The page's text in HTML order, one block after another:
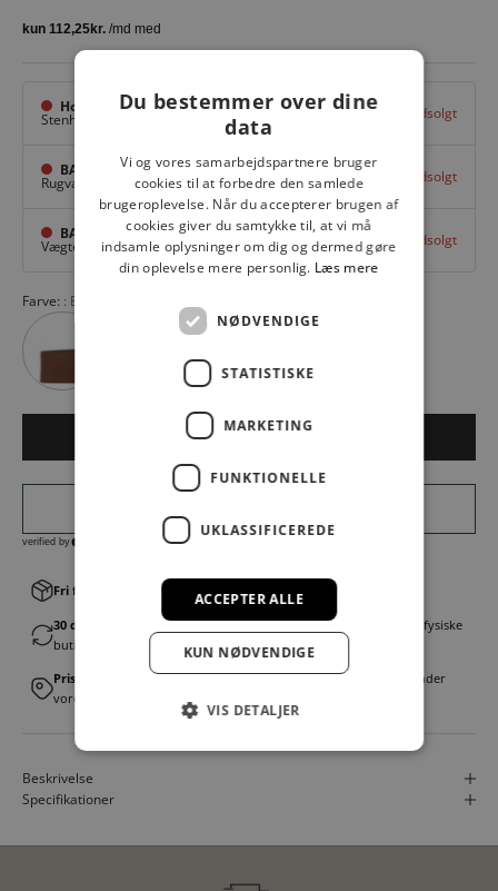
Hovedlager
Stenhuggervej 10, Udsolgt
BAGGI Tarup Center
Rugvang 36, Odense NV Udsolgt
BAGGI Nyborg
Vægtergade 1, Nyborg Udsolgt
Farve: BLACK
Fri fragt v. køb over 499,00 kr.│Levering 1-3 hverdage
30 dages fortrydelsesret│Byt eller returner gratis i en af vores fysiske
butikker
Prismatch
│Vi tilbyder landsdækkende prisgaranti. Læs mere under
vores FAQ
Beskrivelse
Specifikationer
Du bestemmer over dine
data
Vi og vores samarbejdspartnere bruger
cookies til at forbedre den samlede
brugeroplevelse. Når du accepterer brugen af
cookies giver du samtykke til, at vi må
indsamle oplysninger om dig og dermed gøre
din oplevelse mere personlig. Læs mere
NØDVENDIGE
STATISTISKE
MARKETING
FUNKTIONELLE
UKLASSIFICEREDE
ACCEPTER ALLE
KUN NØDVENDIGE
VIS DETALJER